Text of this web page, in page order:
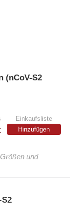
(nCoV-S2
Einkaufsliste
Hinzufügen
und